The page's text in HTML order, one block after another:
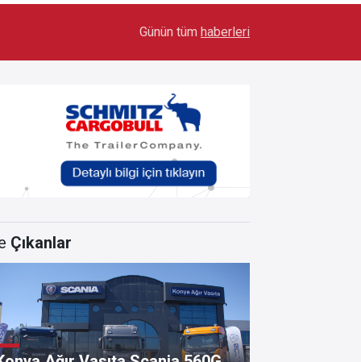
Toyota Otomotiv Sanayi Türkiye Üretime Ara
Günün tüm haberleri
Çıkanlar